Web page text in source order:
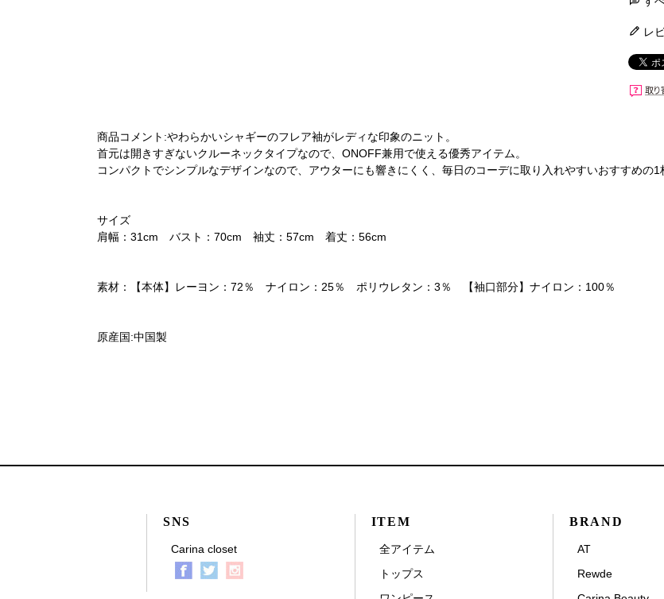
レ
商品コメント:やわらかいシャギーのフレア袖がレディな印象のニット。
首元は開きすぎないクルーネックタイプなので、ONOFF兼用で使える優秀アイテム。
コンパクトでシンプルなデザインなので、アウターにも響きにくく、毎日のコーデに取り入れやすいおすすめの1
サイズ
肩幅：31cm バスト：70cm 袖丈：57cm 着丈：56cm
素材：【本体】レーヨン：72％ ナイロン：25％ ポリウレタン：3％ 【袖口部分】ナイロン：100％
原産国:中国製
SNS
Carina closet
ITEM
全アイテム
トップス
BRAND
AT
Rewde